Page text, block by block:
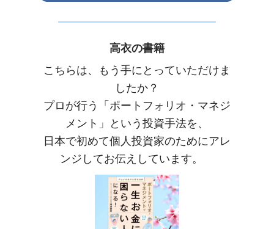
高衣の書籍
こちらは、もう手にとっていただけま
したか？
プロが行う「ポートフォリオ・マネジ
メント」という投資手法を、
日本で初めて個人投資家のためにアレ
ンジしてお伝えしています。